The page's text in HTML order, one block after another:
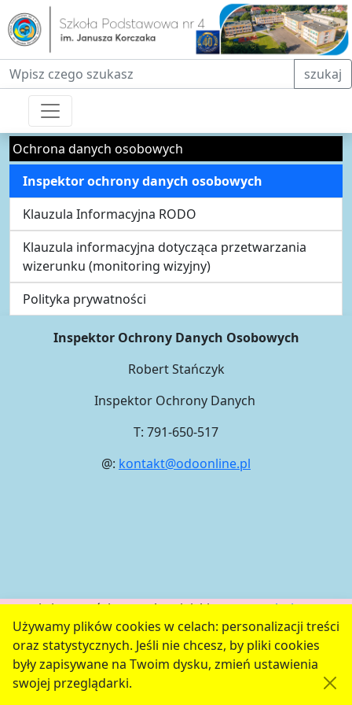
Używamy plików cookies w celach: personalizacji treści
oraz statystycznych. Jeśli nie chcesz, by pliki cookies
były zapisywane na Twoim dysku, zmień ustawienia
swojej przeglądarki.
Fraza do wyszukiwania szukaj
Ochrona danych osobowych
Inspektor ochrony danych osobowych
Klauzula Informacyjna RODO
Klauzula informacyjna dotycząca przetwarzania
wizerunku (monitoring wizyjny)
Polityka prywatności
Inspektor Ochrony Danych Osobowych
Robert Stańczyk
Inspektor Ochrony Danych
T: 791-650-517
@: kontakt@odoonline.pl
serwis jest częścią portalu miejskiegowww.chojnow.eu
przygotowanego przezMEDIART(wCMS) © przy
współudzialeUrzędu Miejskiego w Chojnowie